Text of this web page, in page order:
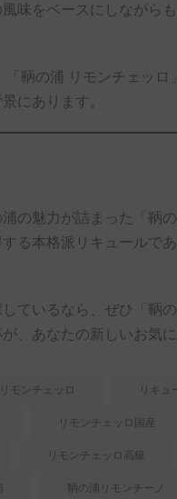
味をベースにしながら
「鞆の浦 リモンチェッ
にあります。
の魅力が詰まった「鞆
る本格派リキュールで
ているなら、ぜひ「鞆
、あなたの新しいお気
モンチェッロ リキュ
リモンチェッロ国産
リモンチェッロ高級
鞆の浦リモンチーノ